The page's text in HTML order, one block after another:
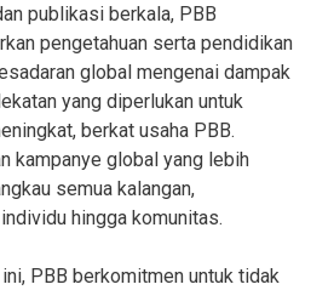
publikasi berkala, PBB
pengetahuan serta pendidikan
global mengenai dampak
yang diperlukan untuk
berkat usaha PBB.
kampanye global yang lebih
semua kalangan,
hingga komunitas.
PBB berkomitmen untuk tidak